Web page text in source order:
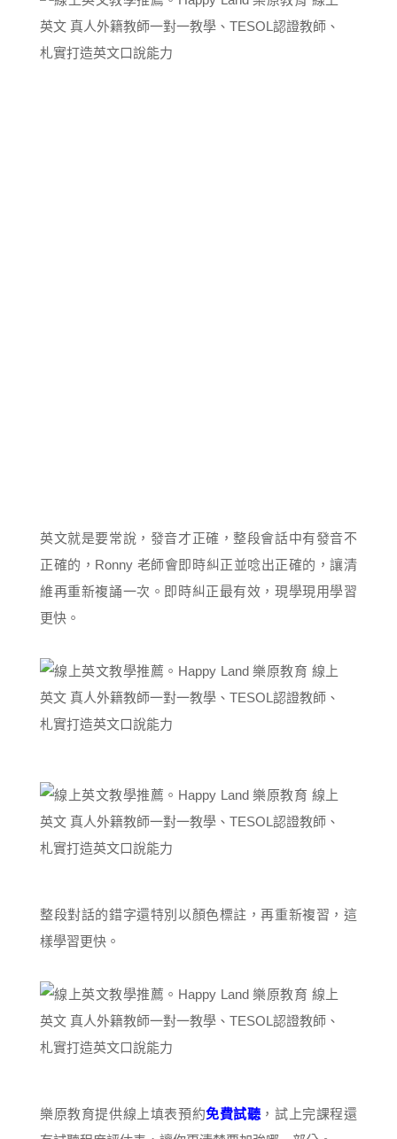
英文就是要常說，發音才正確，整段會話中有發音不
正確的，Ronny 老師會即時糾正並唸出正確的，讓清
維再重新複誦一次。即時糾正最有效，現學現用學習
更快。
整段對話的錯字還特別以顏色標註，再重新複習，這
樣學習更快。
樂原教育提供線上填表預約免費試聽 ，試上完課程還